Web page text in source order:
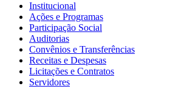
Institucional
Ações e Programas
Participação Social
Auditorias
Convênios e Transferências
Receitas e Despesas
Licitações e Contratos
Servidores